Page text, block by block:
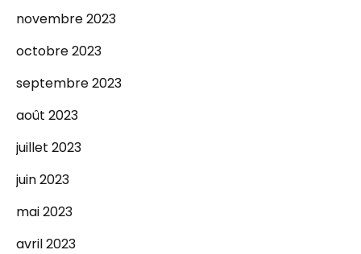
novembre 2023
octobre 2023
septembre 2023
août 2023
juillet 2023
juin 2023
mai 2023
avril 2023